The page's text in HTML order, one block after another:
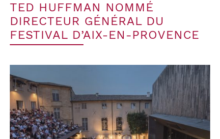
TED HUFFMAN NOMMÉ
DIRECTEUR GÉNÉRAL DU
FESTIVAL D’AIX-EN-PROVENCE